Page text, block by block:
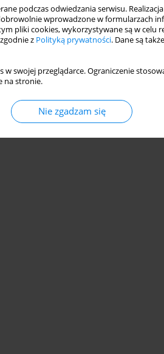
podczas odwiedzania serwisu.
wprowadzone w formularzach
pliki cookies, wykorzystywane są w celu
z Polityką prywatności. Dane są
w swojej przeglądarce. Ograniczenie
na stronie.
Nie zgadzam się
MEW Z
Jakub Nieć